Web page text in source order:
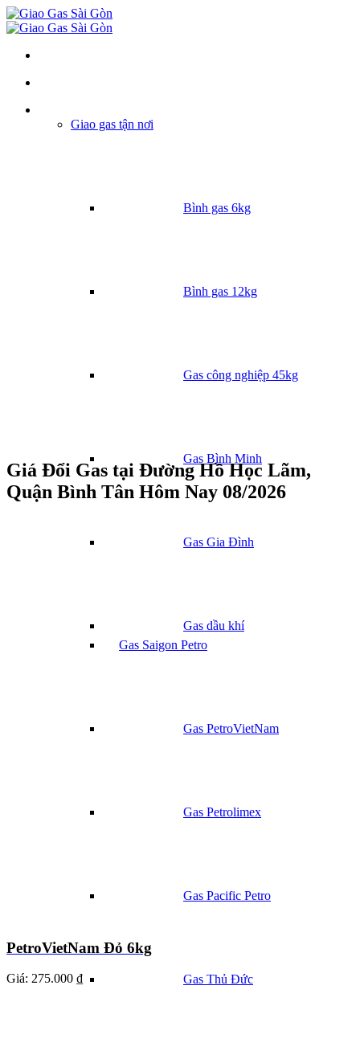
Giao gas tận nơi
Bình gas 6kg
Bình gas 12kg
Gas công nghiệp 45kg
Gas Bình Minh
Gas Gia Đình
Gas dầu khí
Gas Saigon Petro
Gas PetroVietNam
Gas Petrolimex
Gas Pacific Petro
Gas Thủ Đức
Giá Đổi Gas tại Đường Hồ Học Lãm,
Quận Bình Tân Hôm Nay 08/2026
PetroVietNam Đỏ 6kg
Giá: 275.000 ₫